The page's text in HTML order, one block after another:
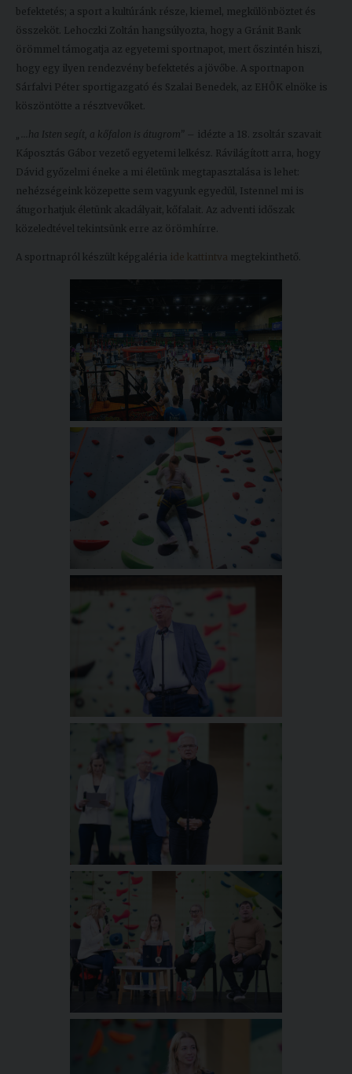
befektetés; a sport a kultúránk része, kiemel, megkülönböztet és
összeköt. Lehoczki Zoltán hangsúlyozta, hogy a Gránit Bank
örömmel támogatja az egyetemi sportnapot, mert őszintén hiszi,
hogy egy ilyen rendezvény befektetés a jövőbe. A sportnapon
Sárfalvi Péter sportigazgató és Szalai Benedek, az EHÖK elnöke is
köszöntötte a résztvevőket.
„...ha Isten segít, a kőfalon is átugrom”
– idézte a 18. zsoltár szavait
Káposztás Gábor vezető egyetemi lelkész. Rávilágított arra, hogy
Dávid győzelmi éneke a mi életünk megtapasztalása is lehet:
nehézségeink közepette sem vagyunk egyedül, Istennel mi is
átugorhatjuk életünk akadályait, kőfalait. Az adventi időszak
közeledtével tekintsünk erre az örömhírre.
A sportnapról készült képgaléria ide kattintva megtekinthető.